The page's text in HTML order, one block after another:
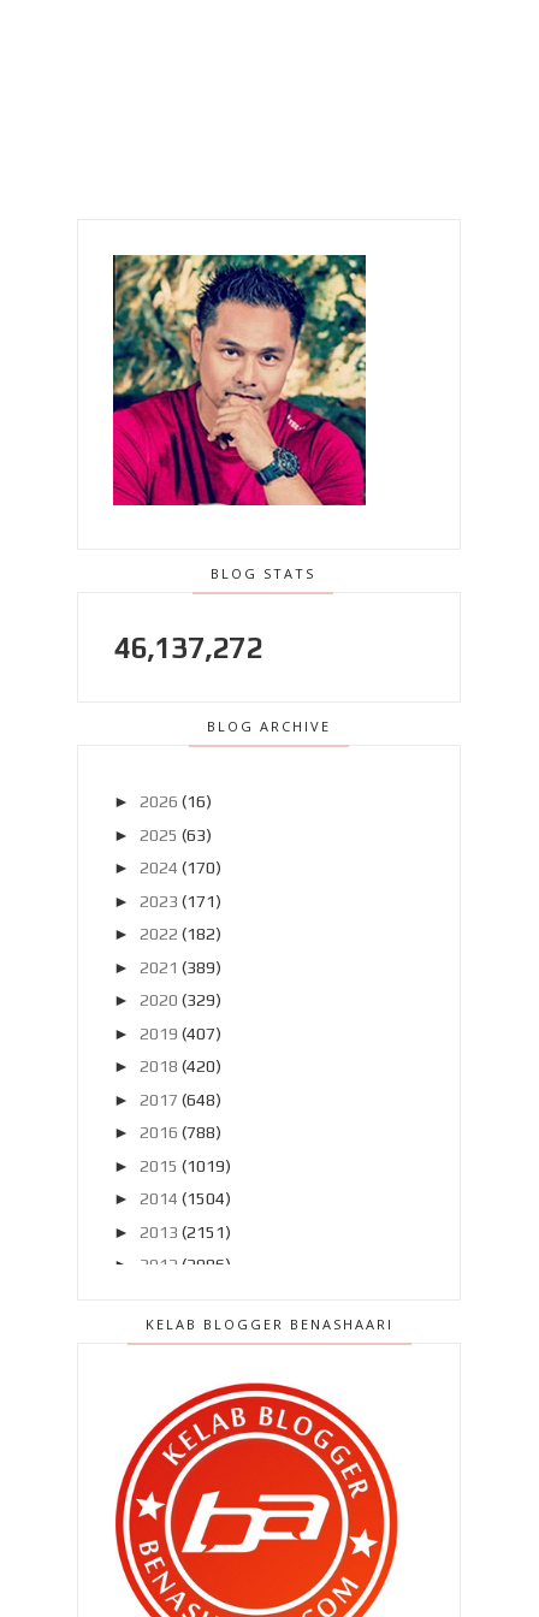
BLOG STATS
46,137,272
BLOG ARCHIVE
► 2026 (16)
► 2025 (63)
► 2024 (170)
► 2023 (171)
► 2022 (182)
► 2021 (389)
► 2020 (329)
► 2019 (407)
► 2018 (420)
► 2017 (648)
► 2016 (788)
► 2015 (1019)
► 2014 (1504)
► 2013 (2151)
► 2012 (2986)
▼ Disember 2011(303)
dan selepas !
Chef Wan tutup akaun FB ! Aku
sokong !!
Tom Cruise melepaskan watak hero
Ethan Hunt pada ...
10 blog terakhir 2011 Pilihan BEN
KELAB BLOGGER BENASHAARI